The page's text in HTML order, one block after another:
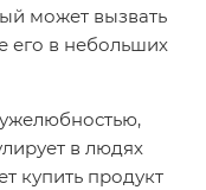
может вызвать
его в небольших
в людях
купить продукт